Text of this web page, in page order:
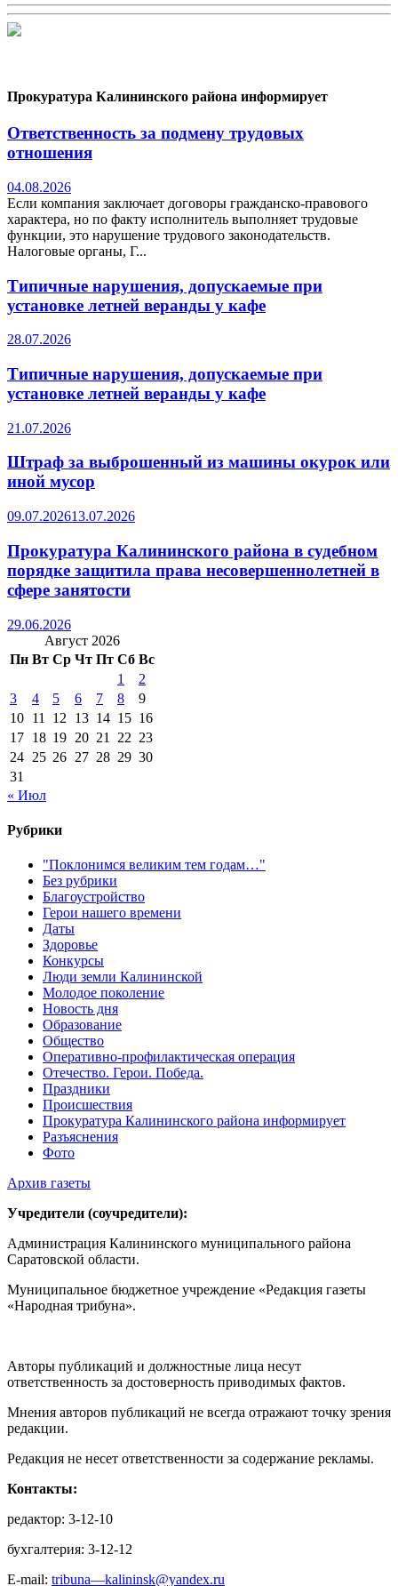
Прокуратура Калининского района информирует
Ответственность за подмену трудовых
отношения
04.08.2026
Если компания заключает договоры гражданско-правового
характера, но по факту исполнитель выполняет трудовые
функции, это нарушение трудового законодательств.
Налоговые органы, Г...
Типичные нарушения, допускаемые при
установке летней веранды у кафе
28.07.2026
Типичные нарушения, допускаемые при
установке летней веранды у кафе
21.07.2026
Штраф за выброшенный из машины окурок или
иной мусор
09.07.202613.07.2026
Прокуратура Калининского района в судебном
порядке защитила права несовершеннолетней в
сфере занятости
29.06.2026
Август 2026
Пн Вт Ср Чт Пт Сб Вс
1
2
3
4 5 6 7 8
9
10 11 12 13 14 15 16
17 18 19 20 21 22 23
24 25 26 27 28 29 30
31
« Июл
Рубрики
"Поклонимся великим тем годам…"
Без рубрики
Благоустройство
Герои нашего времени
Даты
Здоровье
Конкурсы
Люди земли Калининской
Молодое поколение
Новость дня
Образование
Общество
Оперативно-профилактическая операция
Отечество. Герои. Победа.
Праздники
Происшествия
Прокуратура Калининского района информирует
Разъяснения
Фото
Архив газеты
Учредители (соучредители):
Администрация Калининского муниципального района
Саратовской области.
Муниципальное бюджетное учреждение «Редакция газеты
«Народная трибуна».
Авторы публикаций и должностные лица несут
ответственность за достоверность приводимых фактов.
Мнения авторов публикаций не всегда отражают точку зрения
редакции.
Редакция не несет ответственности за содержание рекламы.
Контакты:
редактор: 3-12-10
бухгалтерия: 3-12-12
E-mail: tribuna—kalininsk@yandex.ru